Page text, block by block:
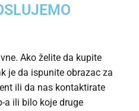
Ako želite da kupite
je da ispunite obrazac za
ili da nas kontaktirate
a ili bilo koje druge